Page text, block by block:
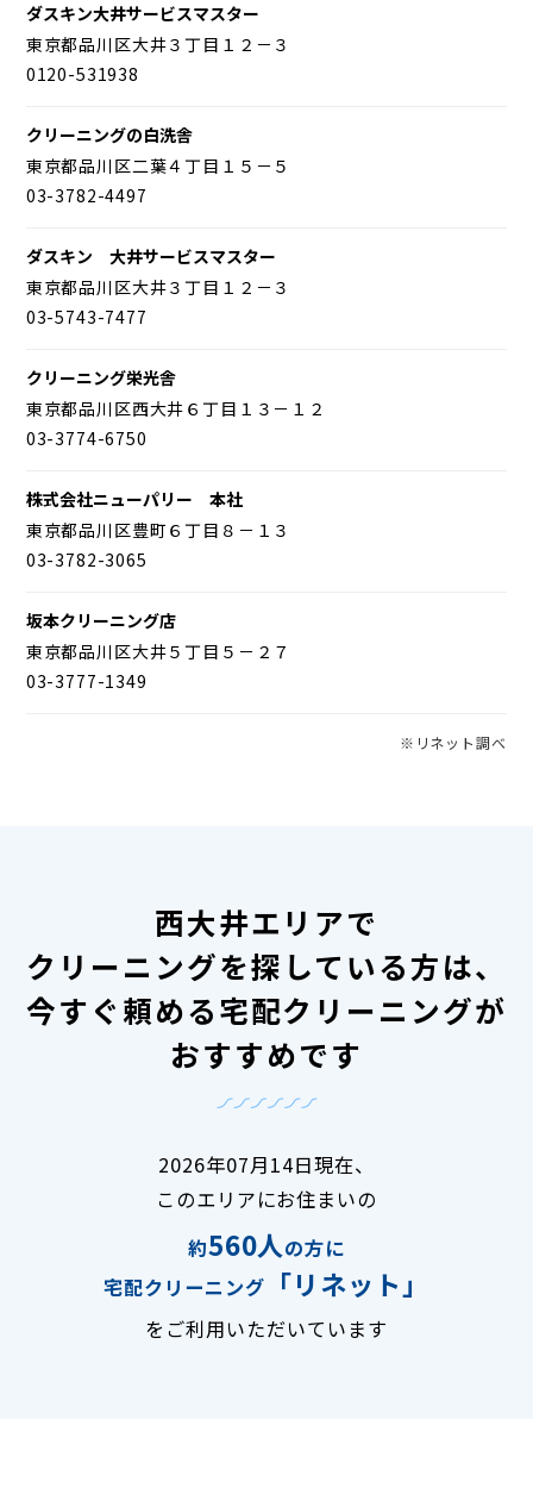
ダスキン大井サービスマスター
東京都品川区大井３丁目１２－３
0120-531938
クリーニングの白洗舎
東京都品川区二葉４丁目１５－５
03-3782-4497
ダスキン 大井サービスマスター
東京都品川区大井３丁目１２－３
03-5743-7477
クリーニング栄光舎
東京都品川区西大井６丁目１３－１２
03-3774-6750
株式会社ニューパリー 本社
東京都品川区豊町６丁目８－１３
03-3782-3065
坂本クリーニング店
東京都品川区大井５丁目５－２７
03-3777-1349
※リネット調べ
西大井エリアで
クリーニングを探している方は、
今すぐ頼める宅配クリーニングが
おすすめです
2026年07月14日現在、
このエリアにお住まいの
約560人の方に
宅配クリーニング
「リネット」
をご利用いただいています